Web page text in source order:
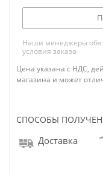
Наши менеджеры
условия заказа
Цена указана с НДС,
магазина и может
СПОСОБЫ
Доставка